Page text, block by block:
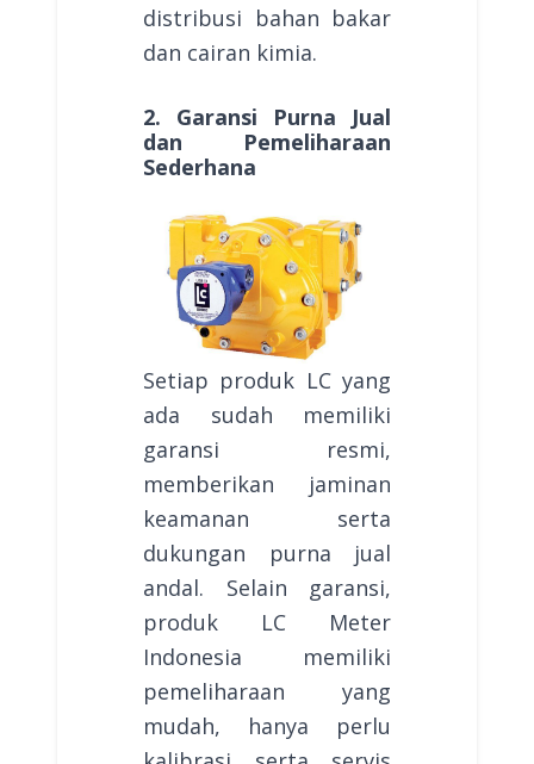
distribusi bahan bakar
dan cairan kimia.
2. Garansi Purna Jual
dan Pemeliharaan
Sederhana
Setiap produk LC yang
ada sudah memiliki
garansi resmi,
memberikan jaminan
keamanan serta
dukungan purna jual
andal. Selain garansi,
produk LC Meter
Indonesia memiliki
pemeliharaan yang
mudah, hanya perlu